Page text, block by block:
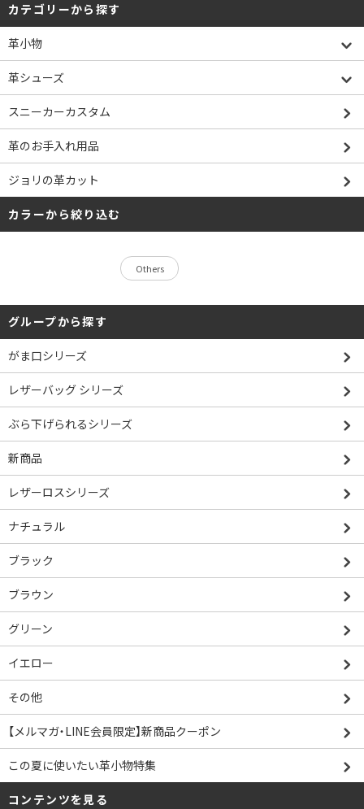
カテゴリーから探す
革小物
革シューズ
スニーカーカスタム
革のお手入れ用品
ジョリの革カット
カラーから絞り込む
Others
グループから探す
がま口シリーズ
レザーバッグ シリーズ
ぶら下げられるシリーズ
新商品
レザーロスシリーズ
ナチュラル
ブラック
ブラウン
グリーン
イエロー
その他
【メルマガ・LINE会員限定】新商品クーポン
この夏に使いたい革小物特集
コンテンツを見る